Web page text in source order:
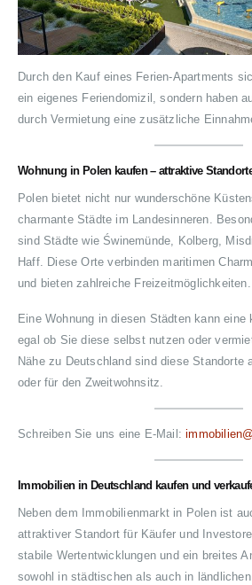
Durch den Kauf eines Ferien-Apartments
ein eigenes Feriendomizil, sondern haben
durch Vermietung eine zusätzliche
Wohnung in Polen kaufen – attraktive
Polen bietet nicht nur wunderschöne
charmante Städte im Landesinneren.
sind Städte wie Świnemünde, Kolberg,
Haff. Diese Orte verbinden maritimen
und bieten zahlreiche Freizeitmöglichkeiten.
Eine Wohnung in diesen Städten kann
egal ob Sie diese selbst nutzen oder
Nähe zu Deutschland sind diese Standorte
oder für den Zweitwohnsitz.
Schreiben Sie uns eine E-Mail:
Immobilien in Deutschland kaufen und
Neben dem Immobilienmarkt in Polen ist
attraktiver Standort für Käufer und
stabile Wertentwicklungen und ein breites
sowohl in städtischen als auch in